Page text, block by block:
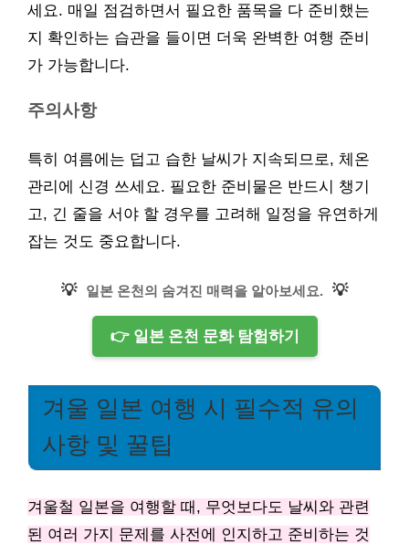
세요. 매일 점검하면서 필요한 품목을 다 준비했는
지 확인하는 습관을 들이면 더욱 완벽한 여행 준비
가 가능합니다.
주의사항
특히 여름에는 덥고 습한 날씨가 지속되므로, 체온
관리에 신경 쓰세요. 필요한 준비물은 반드시 챙기
고, 긴 줄을 서야 할 경우를 고려해 일정을 유연하게
잡는 것도 중요합니다.
💡 일본 온천의 숨겨진 매력을 알아보세요. 💡
👉 일본 온천 문화 탐험하기
겨울 일본 여행 시 필수적 유의
사항 및 꿀팁
겨울철 일본을 여행할 때, 무엇보다도 날씨와 관련
된 여러 가지 문제를 사전에 인지하고 준비하는 것